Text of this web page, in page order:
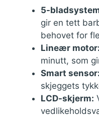
5-
gir en tett
behovet for
Lineær motor:
minutt, som
Smart sensor:
skjeggets
LCD-skjerm: